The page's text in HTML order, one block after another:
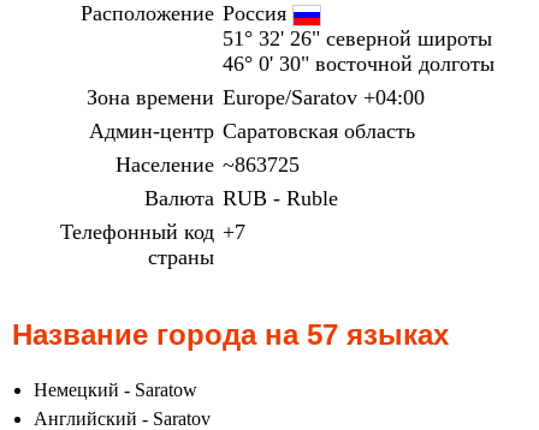
Расположение Россия
51° 32' 26" северной широты
46° 0' 30" восточной долготы
Зона времени Europe/Saratov +04:00
Админ-центр Саратовская область
Население ~863725
Валюта RUB - Ruble
Телефонный код
страны
+7
Название города на 57 языках
Немецкий - Saratow
Английский - Saratov